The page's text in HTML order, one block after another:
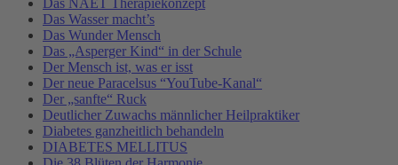
Das Wasser macht’s
Das Wunder Mensch
Das „Asperger Kind“ in der Schule
Der Mensch ist, was er isst
Der neue Paracelsus “YouTube-Kanal“
Der „sanfte“ Ruck
Deutlicher Zuwachs männlicher Heilpraktiker
Diabetes ganzheitlich behandeln
DIABETES MELLITUS